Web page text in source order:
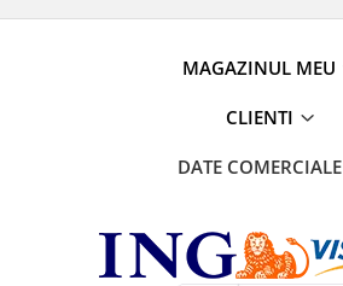
MAGAZINUL MEU
CLIENTI
DATE COMERCIALE